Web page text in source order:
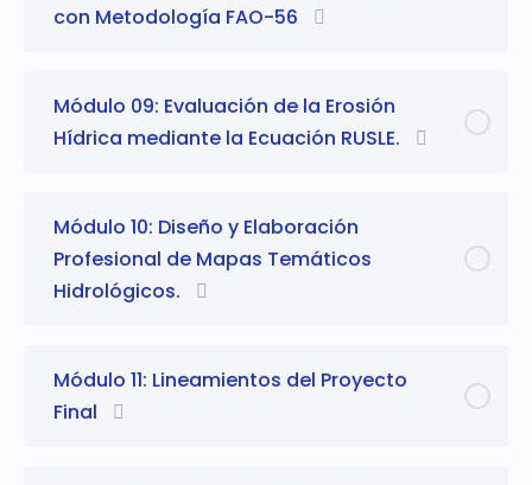
con Metodología FAO-56
Módulo 09: Evaluación de la Erosión
Hídrica mediante la Ecuación RUSLE.
Módulo 10: Diseño y Elaboración
Profesional de Mapas Temáticos
Hidrológicos.
Módulo 11: Lineamientos del Proyecto
Final